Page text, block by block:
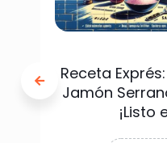
Receta
Jamón
¡Listo